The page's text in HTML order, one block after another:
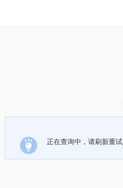
正在查询中，请刷新重试